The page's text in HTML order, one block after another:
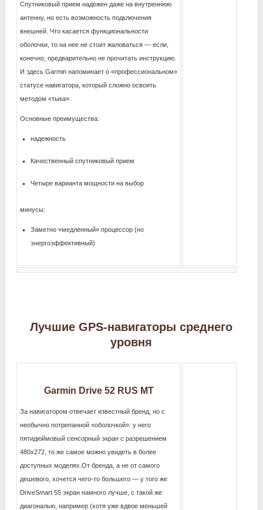
Спутниковый прием надежен даже на внутреннюю
антенну, но есть возможность подключения
внешней. Что касается функциональности
оболочки, то на нее не стоит жаловаться — если,
конечно, предварительно не прочитать инструкцию.
И здесь Garmin напоминает о «профессиональном»
статусе навигатора, который сложно освоить
методом «тыка».
Основные преимущества:
надежность
Качественный спутниковый прием
Четыре варианта мощности на выбор
минусы:
Заметно «медленный» процессор (но
энергоэффективный)
Лучшие GPS-навигаторы среднего
уровня
Garmin Drive 52 RUS MT
За навигатором отвечает известный бренд, но с
необычно потрепанной «оболочкой»: у него
пятидюймовый сенсорный экран с разрешением
480х272, то же самое можно увидеть в более
доступных моделях.От бренда, а не от самого
дешевого, хочется чего-то большего — у того же
DriveSmart 55 экран намного лучше, с такой же
диагональю, например (хотя уже вдвое меньшей